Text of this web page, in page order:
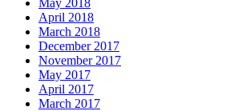
April 2018
March 2018
December 2017
November 2017
May 2017
April 2017
March 2017